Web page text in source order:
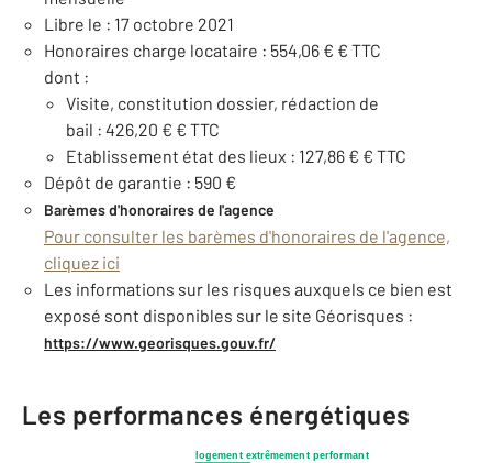
Libre le : 17 octobre 2021
Honoraires charge locataire : 554,06 € € TTC
dont :
Visite, constitution dossier, rédaction de
bail : 426,20 € € TTC
Etablissement état des lieux : 127,86 € € TTC
Dépôt de garantie : 590 €
Barèmes d'honoraires de l'agence
Pour consulter les barèmes d'honoraires de l'agence,
cliquez ici
Les informations sur les risques auxquels ce bien est
exposé sont disponibles sur le site Géorisques :
https://www.georisques.gouv.fr/
Les performances énergétiques
logement extrêmement performant